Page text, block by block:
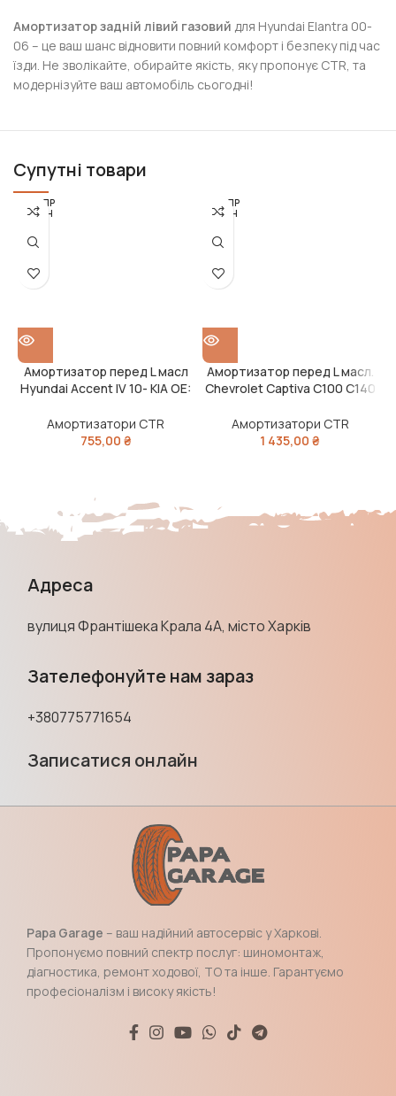
Амортизатор задній лівий газовий для Hyundai Elantra 00-
06 – це ваш шанс відновити повний комфорт і безпеку під час
їзди. Не зволікайте, обирайте якість, яку пропонує CTR, та
модернізуйте ваш автомобіль сьогодні!
Супутні товари
РОЗПР
ОДАН
Амортизатор перед L масл
Hyundai Accent IV 10- KIA OE:
(вир-во CTR)
Амортизатори CTR
755,00 ₴
РОЗПР
ОДАН
Амортизатор перед L масл.
Chevrolet Captiva C100 C140
GY0267O (вир-во CTR)
Амортизатори CTR
1 435,00₴
Адреса
вулиця Франтішека Крала 4А, місто Харків
Зателефонуйте нам зараз
+380775771654
Записатися онлайн
Papa Garage – ваш надійний автосервіс у Харкові.
Пропонуємо повний спектр послуг: шиномонтаж,
діагностика, ремонт ходової, ТО та інше. Гарантуємо
професіоналізм і високу якість!